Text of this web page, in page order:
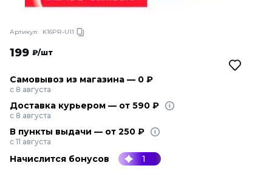
Артикул: K16PR-U11
199 ₽/шт
Самовывоз из магазина — 0 ₽
с 8 августа
Доставка курьером — от 590 ₽
с 8 августа
В пункты выдачи — от 250 ₽
с 11 августа
Начислится бонусов 1